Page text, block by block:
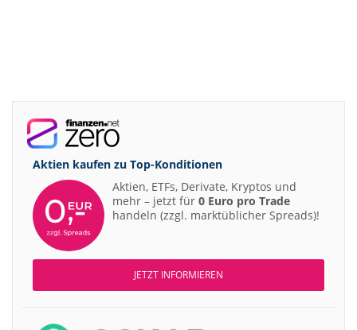
Aktien kaufen zu Top-Konditionen
Aktien, ETFs, Derivate, Kryptos und
mehr – jetzt für 0 Euro pro Trade
handeln (zzgl. marktüblicher Spreads)!
JETZT INFORMIEREN